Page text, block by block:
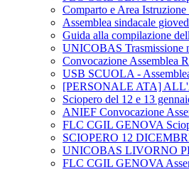
Comparto e Area
Assemblea sindacale
Guida alla compilazione
UNICOBAS Trasmissione
Convocazione Assemblea
USB SCUOLA -
[PERSONALE ATA]
Sciopero del 12 e 13
ANIEF Convocazione
FLC CGIL GENOVA
SCIOPERO 12
UNICOBAS LIVORNO
FLC CGIL GENOVA